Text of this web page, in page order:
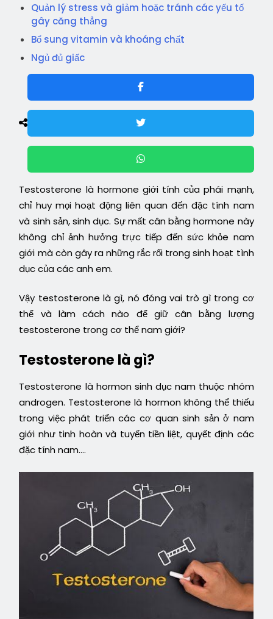
Quản lý stress và giảm hoặc tránh các yếu tố
gây căng thẳng
Bổ sung vitamin và khoáng chất
Ngủ đủ giấc
Testosterone là hormone giới tính của phái mạnh,
chỉ huy mọi hoạt động liên quan đến đặc tính nam
và sinh sản, sinh dục. Sự mất cân bằng hormone này
không chỉ ảnh hưởng trực tiếp đến sức khỏe nam
giới mà còn gây ra những rắc rối trong sinh hoạt tình
dục của các anh em.
Vậy testosterone là gì, nó đóng vai trò gì trong cơ
thể và làm cách nào để giữ cân bằng lượng
testosterone trong cơ thể nam giới?
Testosterone là gì?
Testosterone là hormon sinh dục nam thuộc nhóm
androgen. Testosterone là hormon không thể thiếu
trong việc phát triển các cơ quan sinh sản ở nam
giới như tinh hoàn và tuyến tiền liệt, quyết định các
đặc tính nam….